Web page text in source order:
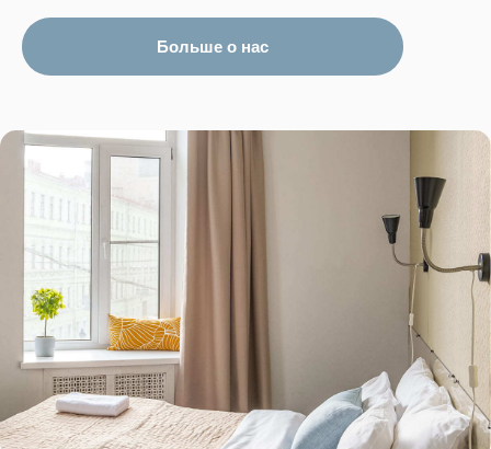
Больше о нас
Бронируйте
на официальном сайте —
платите меньше!
100% гарантия лучшей цены
по промокодуROTAS здесь и сейчас!